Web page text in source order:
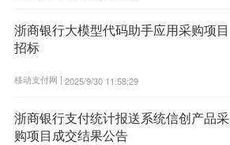
浙商银行大模型代码助手应用采购项目
招标
移动支付网 | 2025/9/30 11:58:29
浙商银行支付统计报送系统信创产品采
购项目成交结果公告